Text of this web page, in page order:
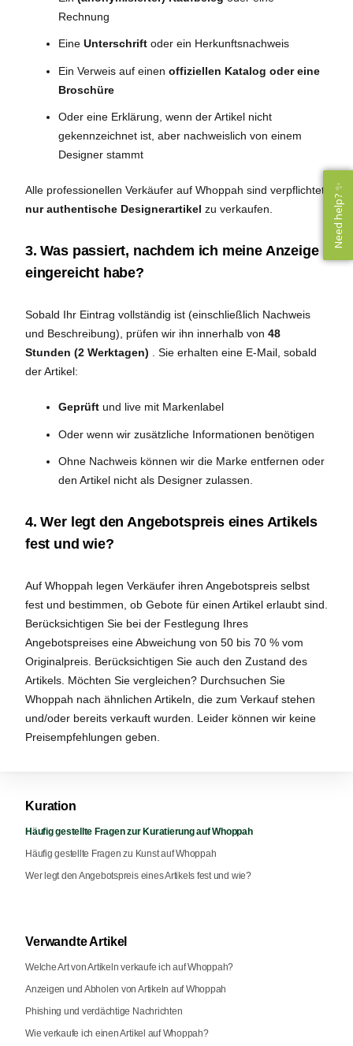
Rechnung
Eine Unterschrift oder ein Herkunftsnachweis
Ein Verweis auf einen offiziellen Katalog oder eine
Broschüre
Oder eine Erklärung, wenn der Artikel nicht
gekennzeichnet ist, aber nachweislich von einem
Designer stammt
Alle professionellen Verkäufer auf Whoppah sind verpflichtet,
nur authentische Designerartikel zu verkaufen.
3. Was passiert, nachdem ich meine Anzeige
eingereicht habe?
Sobald Ihr Eintrag vollständig ist (einschließlich Nachweis
und Beschreibung), prüfen wir ihn innerhalb von 48
Stunden (2 Werktagen) . Sie erhalten eine E-Mail, sobald
der Artikel:
Geprüft und live mit Markenlabel
Oder wenn wir zusätzliche Informationen benötigen
Ohne Nachweis können wir die Marke entfernen oder
den Artikel nicht als Designer zulassen.
4. Wer legt den Angebotspreis eines Artikels
fest und wie?
Auf Whoppah legen Verkäufer ihren Angebotspreis selbst
fest und bestimmen, ob Gebote für einen Artikel erlaubt sind.
Berücksichtigen Sie bei der Festlegung Ihres
Angebotspreises eine Abweichung von 50 bis 70 % vom
Originalpreis. Berücksichtigen Sie auch den Zustand des
Artikels. Möchten Sie vergleichen? Durchsuchen Sie
Whoppah nach ähnlichen Artikeln, die zum Verkauf stehen
und/oder bereits verkauft wurden. Leider können wir keine
Preisempfehlungen geben.
Kuration
Häufig gestellte Fragen zur Kuratierung auf Whoppah
Häufig gestellte Fragen zu Kunst auf Whoppah
Wer legt den Angebotspreis eines Artikels fest und wie?
Verwandte Artikel
Welche Art von Artikeln verkaufe ich auf Whoppah?
Anzeigen und Abholen von Artikeln auf Whoppah
Phishing und verdächtige Nachrichten
Wie verkaufe ich einen Artikel auf Whoppah?
Need help? ✨
Need help? ✨